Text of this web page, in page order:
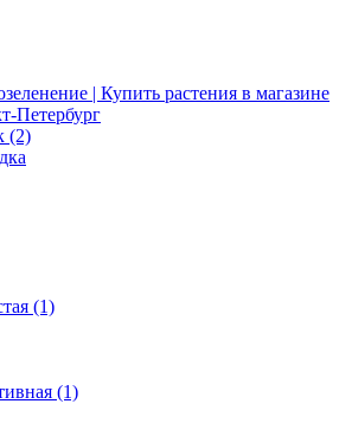
| Купить растения в магазине
Петербург
(2)
(1)
(1)